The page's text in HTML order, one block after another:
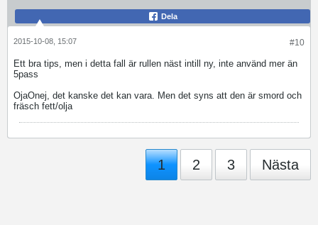
Dela
#10
2015-10-08, 15:07
Ett bra tips, men i detta fall är rullen näst intill ny, inte använd mer än
5pass
OjaOnej, det kanske det kan vara. Men det syns att den är smord och
fräsch fett/olja
1 2 3 Nästa